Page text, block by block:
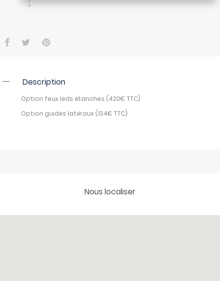
Description
Option feux leds étanches (420€ TTC)
Option guides latéraux (134€ TTC)
Nous localiser